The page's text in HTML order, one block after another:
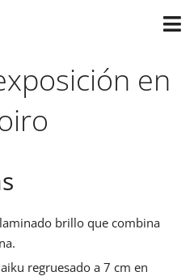
en
brillo que combina
regruesado a 7 cm en